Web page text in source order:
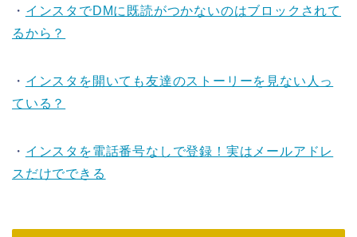
・ インスタでDMに既読がつかないのはブロックされて
るから？
・ インスタを開いても友達のストーリーを見ない人っ
ている？
・ インスタを電話番号なしで登録！実はメールアドレ
スだけでできる